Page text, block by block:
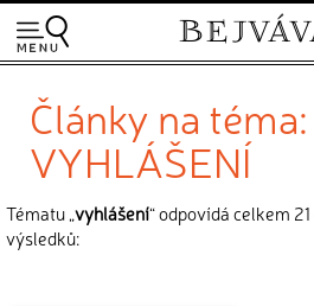
Články na téma:
VYHLÁŠENÍ
Tématu „vyhlášení“ odpovídá celkem
výsledků: